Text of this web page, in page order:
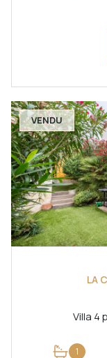
VENDU
LA
1